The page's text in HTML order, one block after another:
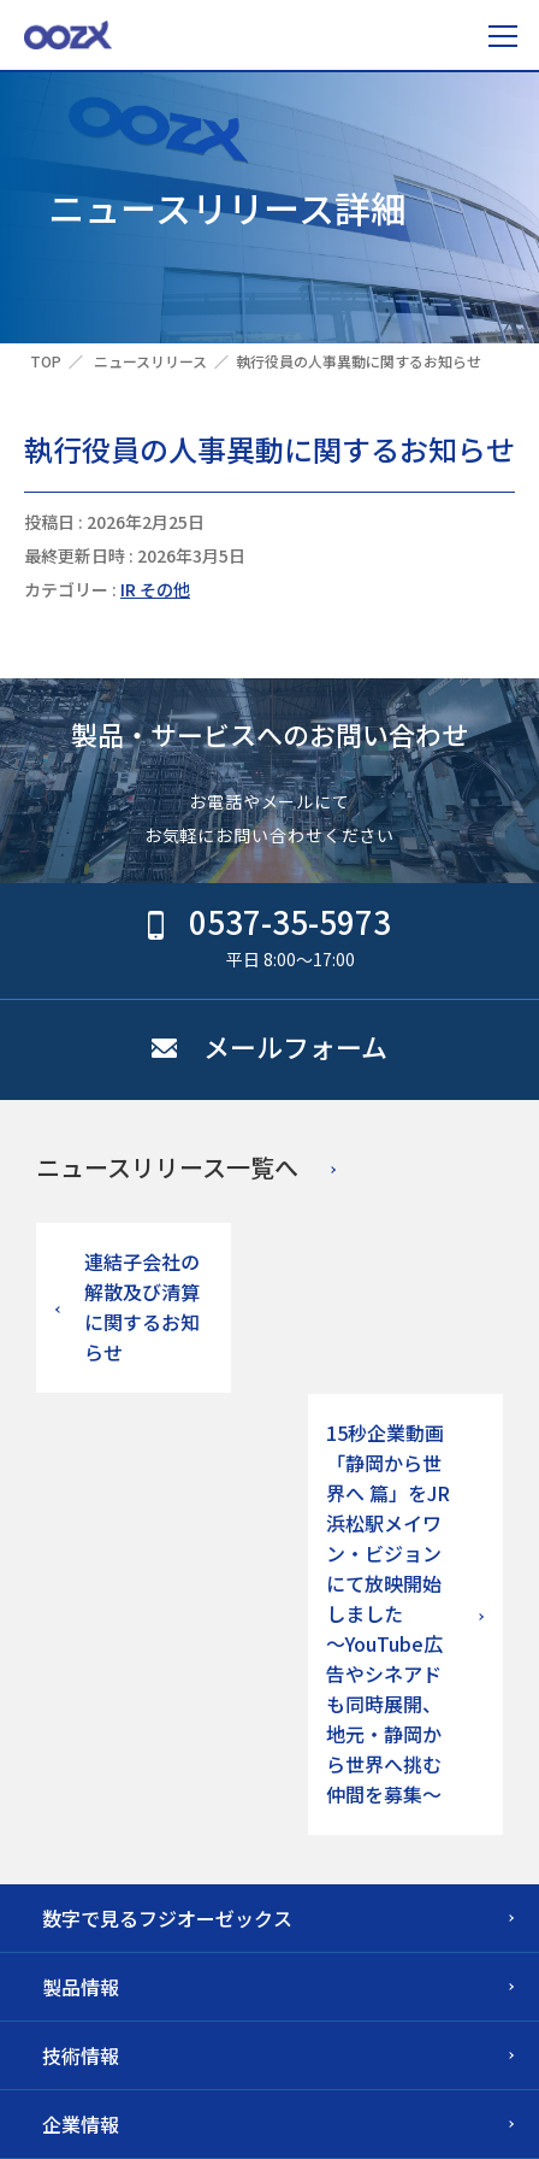
ニュースリリース詳細
TOP ニュースリリース 執行役員の人事異動に関するお知らせ
執行役員の人事異動に関するお知らせ
投稿日 : 2026年2月25日
最終更新日時 : 2026年3月5日
カテゴリー : IR その他
製品・サービスへのお問い合わせ
お電話やメールにて
お気軽にお問い合わせください
0537-35-5973
平日 8:00〜17:00
メールフォーム
ニュースリリース一覧へ
連結子会社の
解散及び清算
に関するお知
らせ
15秒企業動画
「静岡から世
界へ 篇」をJR
浜松駅メイワ
ン・ビジョン
にて放映開始
しました
～YouTube広
告やシネアド
も同時展開、
地元・静岡か
ら世界へ挑む
仲間を募集～
数字で見るフジオーゼックス
製品情報
技術情報
企業情報